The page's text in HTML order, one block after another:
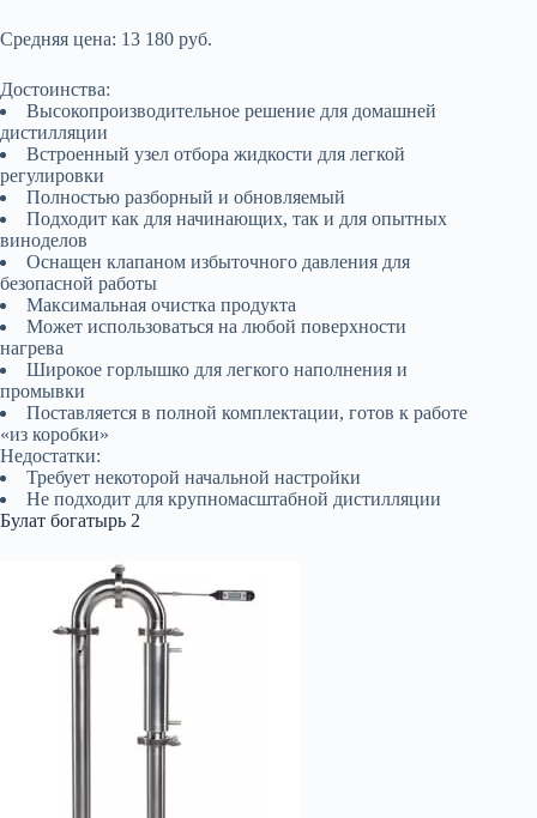
Средняя цена: 13 180 руб.
Достоинства:
Высокопроизводительное решение для домашней
дистилляции
Встроенный узел отбора жидкости для легкой
регулировки
Полностью разборный и обновляемый
Подходит как для начинающих, так и для опытных
виноделов
Оснащен клапаном избыточного давления для
безопасной работы
Максимальная очистка продукта
Может использоваться на любой поверхности
нагрева
Широкое горлышко для легкого наполнения и
промывки
Поставляется в полной комплектации, готов к работе
«из коробки»
Недостатки:
Требует некоторой начальной настройки
Не подходит для крупномасштабной дистилляции
Булат богатырь 2